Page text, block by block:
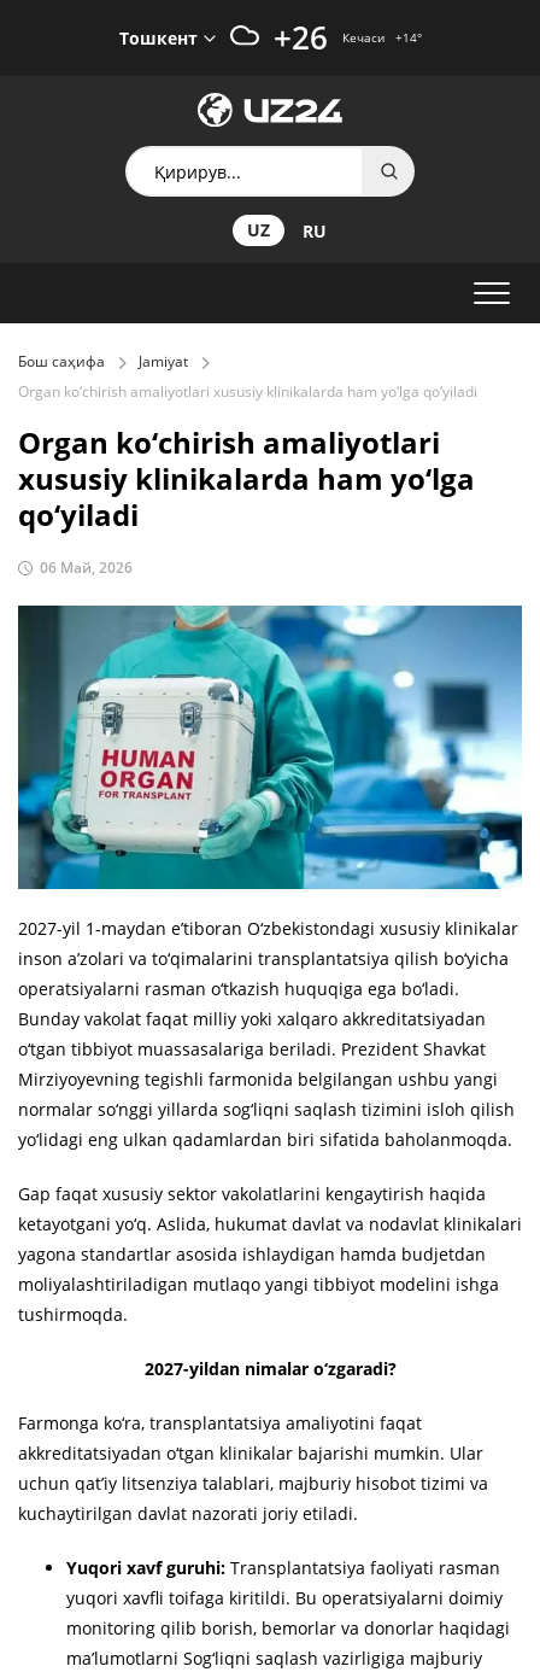
Тошкент +26 Кечаси +14°
UZ RU
Бош саҳифа
Jamiyat
Organ ko‘chirish amaliyotlari xususiy klinikalarda ham yo‘lga qo‘yiladi
Organ ko‘chirish amaliyotlari
xususiy klinikalarda ham yo‘lga
qo‘yiladi
06 Май, 2026
2027-yil 1-maydan e’tiboran O‘zbekistondagi xususiy klinikalar
inson a’zolari va to‘qimalarini transplantatsiya qilish bo‘yicha
operatsiyalarni rasman o‘tkazish huquqiga ega bo‘ladi.
Bunday vakolat faqat milliy yoki xalqaro akkreditatsiyadan
o‘tgan tibbiyot muassasalariga beriladi. Prezident Shavkat
Mirziyoyevning tegishli farmonida belgilangan ushbu yangi
normalar so‘nggi yillarda sog‘liqni saqlash tizimini isloh qilish
yo‘lidagi eng ulkan qadamlardan biri sifatida baholanmoqda.
Gap faqat xususiy sektor vakolatlarini kengaytirish haqida
ketayotgani yo‘q. Aslida, hukumat davlat va nodavlat klinikalari
yagona standartlar asosida ishlaydigan hamda budjetdan
moliyalashtiriladigan mutlaqo yangi tibbiyot modelini ishga
tushirmoqda.
2027-yildan nimalar o‘zgaradi?
Farmonga ko‘ra, transplantatsiya amaliyotini faqat
akkreditatsiyadan o‘tgan klinikalar bajarishi mumkin. Ular
uchun qat’iy litsenziya talablari, majburiy hisobot tizimi va
kuchaytirilgan davlat nazorati joriy etiladi.
Yuqori xavf guruhi: Transplantatsiya faoliyati rasman
yuqori xavfli toifaga kiritildi. Bu operatsiyalarni doimiy
monitoring qilib borish, bemorlar va donorlar haqidagi
ma’lumotlarni Sog‘liqni saqlash vazirligiga majburiy